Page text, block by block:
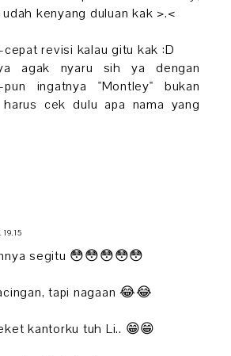
kenyang duluan kak >.<
revisi kalau gitu kak :D
agak nyaru sih ya dengan
pun ingatnya "Montley" bukan
cek dulu apa nama yang
segitu 😳😳😳😳😳
tapi nagaan 😂😂
kantorku tuh Li.. 😁😁